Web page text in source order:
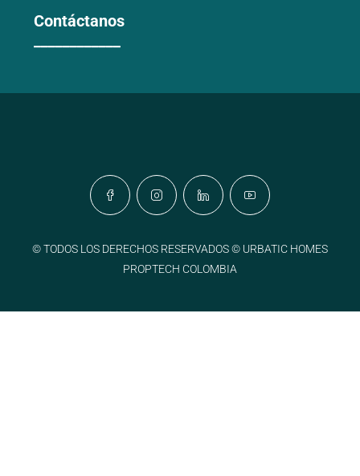
Contáctanos
© TODOS LOS DERECHOS RESERVADOS © URBATIC HOMES
PROPTECH COLOMBIA